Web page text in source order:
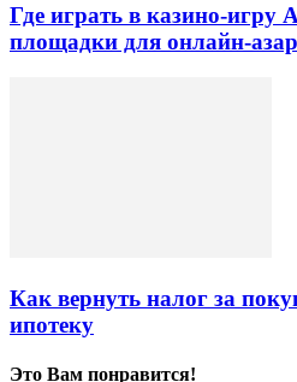
Где играть в казино-игру
площадки для онлайн-
Как вернуть налог за
ипотеку
Это Вам понравится!